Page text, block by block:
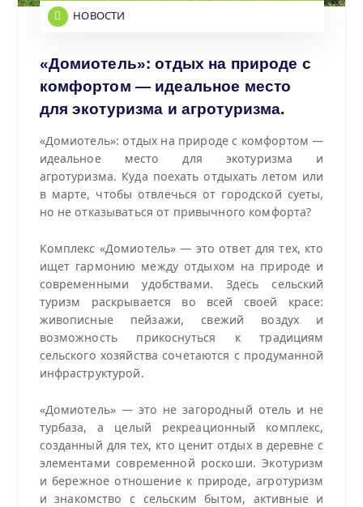
НОВОСТИ
«Домиотель»: отдых на природе с
комфортом — идеальное место
для экотуризма и агротуризма.
«Домиотель»: отдых на природе с комфортом —
идеальное место для экотуризма и
агротуризма. Куда поехать отдыхать летом или
в марте, чтобы отвлечься от городской суеты,
но не отказываться от привычного комфорта?
Комплекс «Домиотель» — это ответ для тех, кто
ищет гармонию между отдыхом на природе и
современными удобствами. Здесь сельский
туризм раскрывается во всей своей красе:
живописные пейзажи, свежий воздух и
возможность прикоснуться к традициям
сельского хозяйства сочетаются с продуманной
инфраструктурой.
«Домиотель» — это не загородный отель и не
турбаза, а целый рекреационный комплекс,
созданный для тех, кто ценит отдых в деревне с
элементами современной роскоши. Экотуризм
и бережное отношение к природе, агротуризм
и знакомство с сельским бытом, активные и